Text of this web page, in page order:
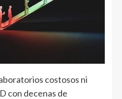
costosos ni
con decenas de